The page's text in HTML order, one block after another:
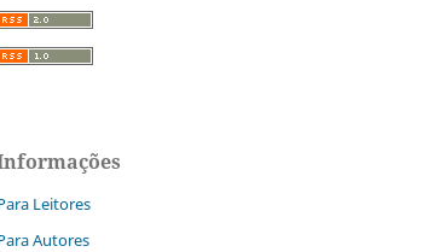
Leitores
Autores